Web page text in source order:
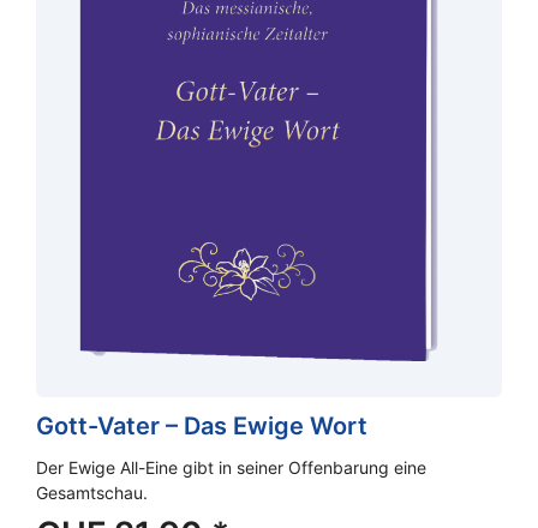
Gott-Vater – Das Ewige Wort
Der Ewige All-Eine gibt in seiner Offenbarung eine
Gesamtschau.